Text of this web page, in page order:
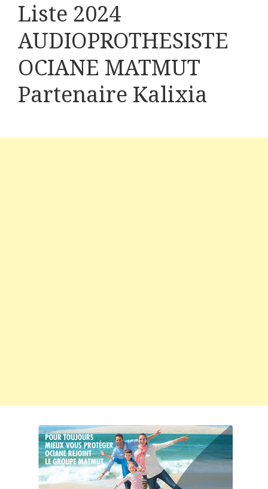
Liste 2024
AUDIOPROTHESISTE
OCIANE MATMUT
Partenaire Kalixia